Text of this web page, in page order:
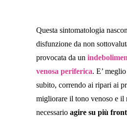
Questa sintomatologia
disfunzione da non
provocata da un
venosa periferica. E’
subito, correndo ai ripari ai
migliorare il tono venoso e il
necessario agire su più